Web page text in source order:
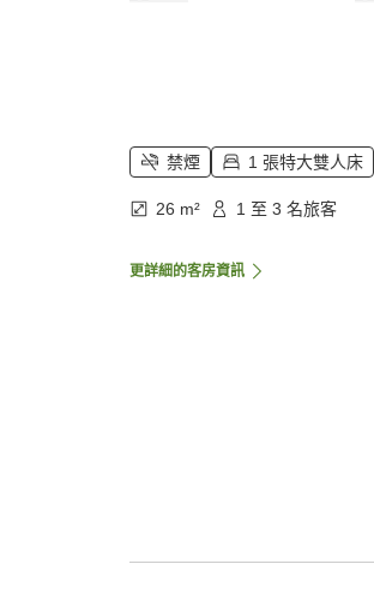
禁煙 1 張特大雙人床
26 m² 1 至 3 名旅客
更詳細的客房資訊